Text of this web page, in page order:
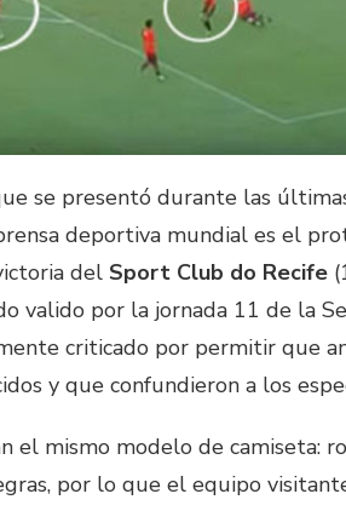
se presentó durante las
deportiva mundial es el
del Sport Club do Recife
valido por la jornada 11 de la
criticado por permitir que
y que confundieron a los
el mismo modelo de camiseta:
por lo que el equipo